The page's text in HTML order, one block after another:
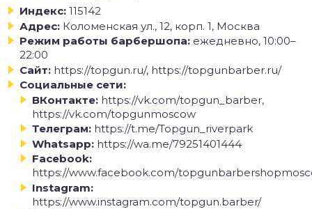
Индекс: 115142
Адрес: Коломенская ул., 12, корп. 1, Москва
Режим работы барбершопа: ежедневно, 10:00–
22:00
Сайт: https://topgun.ru/, https://topgunbarber.ru/
Социальные сети:
ВКонтакте: https://vk.com/topgun_barber,
https://vk.com/topgunmoscow
Телеграм: https://t.me/Topgun_riverpark
Whatsapp: https://wa.me/79251401444
Facebook:
https://www.facebook.com/
Instagram:
https://www.instagram.com/topgun.barber/